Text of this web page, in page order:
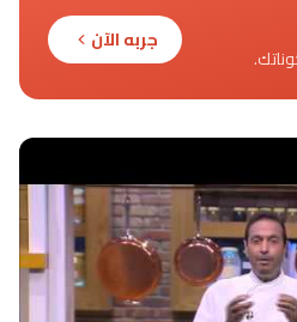
جربه الآن